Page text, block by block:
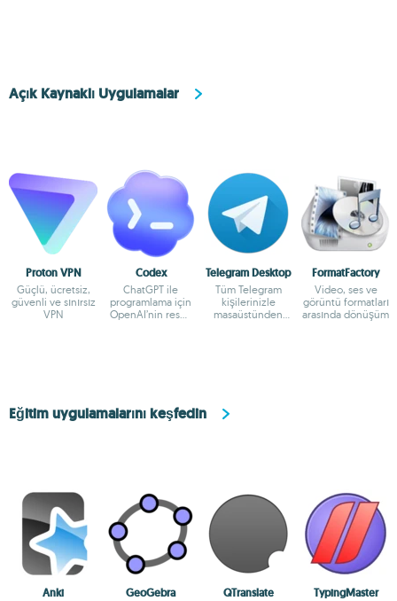
Açık Kaynaklı Uygulamalar
Proton VPN
Güçlü, ücretsiz,
güvenli ve sınırsız
VPN
Codex
ChatGPT ile
programlama için
OpenAI’nin resmî
Telegram Desktop
Tüm Telegram
kişilerinizle
masaüstünden
FormatFactory
Video, ses ve
görüntü formatları
arasında dönüşüm
Eğitim uygulamalarını keşfedin
Anki GeoGebra QTranslate TypingMaster